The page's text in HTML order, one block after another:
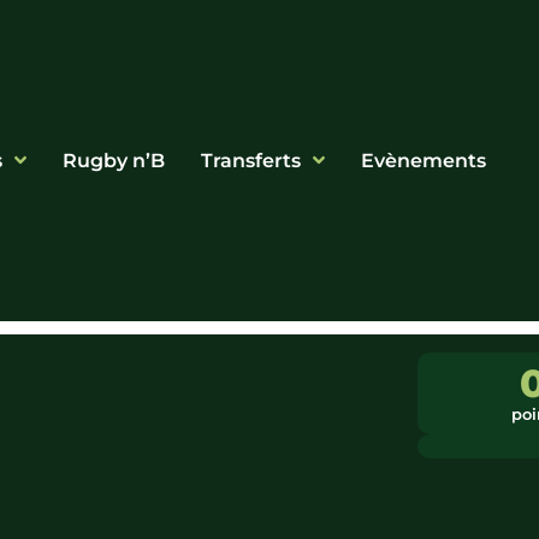
Rugby n’B Transferts Evènements